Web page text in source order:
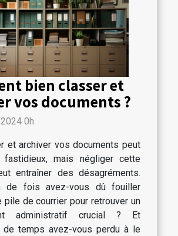
bien classer et
vos documents ?
0h
et archiver vos documents peut
fastidieux, mais négliger cette
entraîner des désagréments.
de fois avez-vous dû fouiller
pile de courrier pour retrouver un
administratif crucial ? Et
de temps avez-vous perdu à le